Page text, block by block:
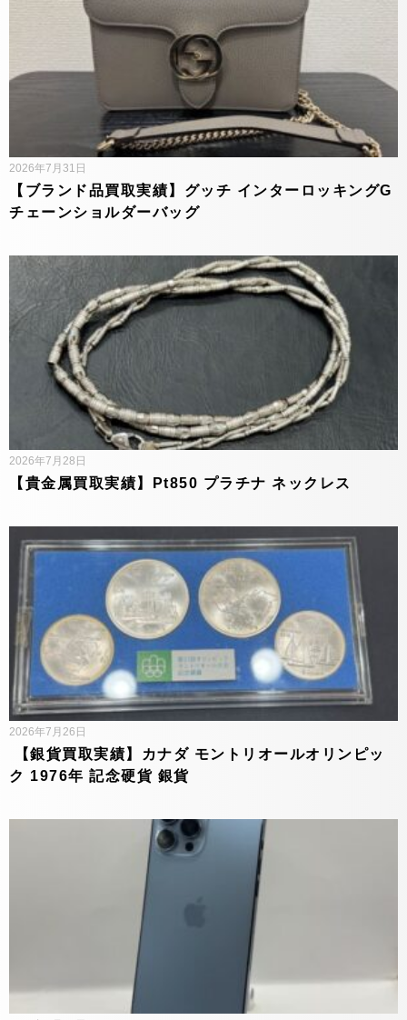
【ブランド品買取実績】グッチ インターロッキングG
チェーンショルダーバッグ
2026年7月31日
【貴金属買取実績】Pt850 プラチナ ネックレス
2026年7月28日
【銀貨買取実績】カナダ モントリオールオリンピッ
ク 1976年 記念硬貨 銀貨
2026年7月26日